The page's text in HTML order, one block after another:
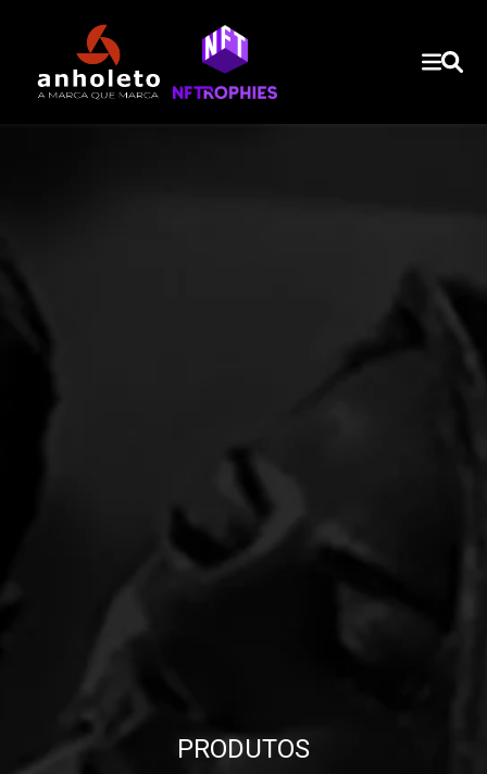
PRODUTOS